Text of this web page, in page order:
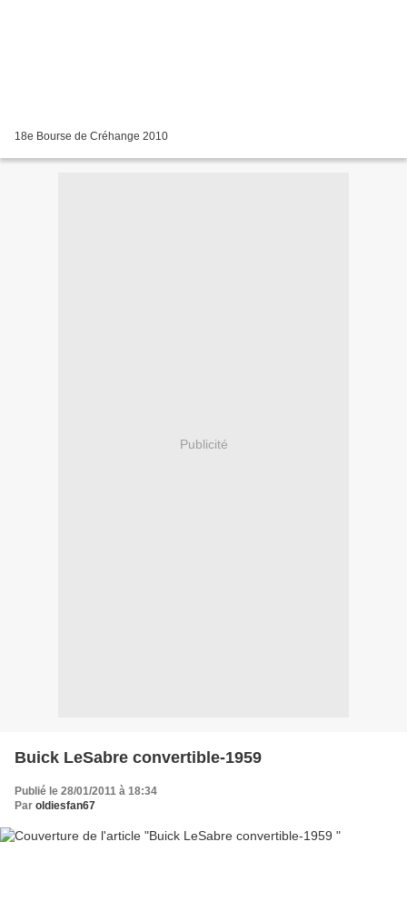
18e Bourse de Créhange 2010
Publicité
Buick LeSabre convertible-1959
Publié le 28/01/2011 à 18:34
Par oldiesfan67